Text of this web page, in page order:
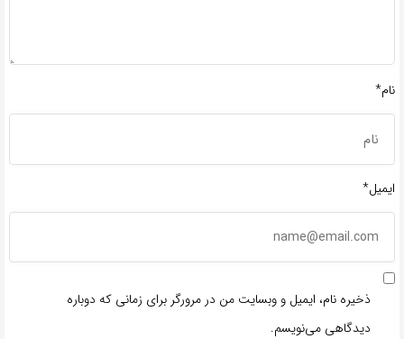
نام*
ایمیل*
ذخیره نام، ایمیل و وبسایت من در مرورگر برای زمانی که دوباره
دیدگاهی می‌نویسم.